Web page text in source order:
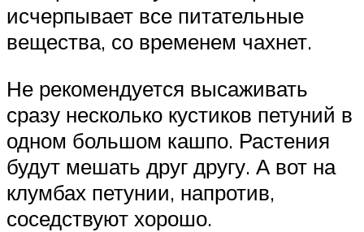
исчерпывает все питательные
вещества, со временем чахнет.
Не рекомендуется высаживать
сразу несколько кустиков петуний в
одном большом кашпо. Растения
будут мешать друг другу. А вот на
клумбах петунии, напротив,
соседствуют хорошо.